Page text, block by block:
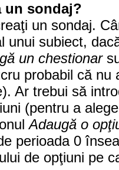
un sondaj?
un sondaj.
unui subiect,
un chestionar
probabil că nu
Ar trebui să
(pentru a
Adaugă o
perioada 0
de opţiuni pe